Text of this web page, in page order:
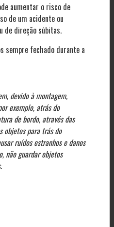
aumentar o risco de
de um acidente ou
de direção súbitas.
sempre fechado durante a
devido à montagem,
exemplo, atrás do
de bordo, através das
objetos para trás do
ruídos estranhos e danos
não guardar objetos